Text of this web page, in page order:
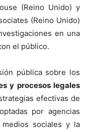
(Reino Unido) y
(Reino Unido)
en una
el público.
pública sobre los
y procesos legales
efectivas de
por agencias
medios sociales y la